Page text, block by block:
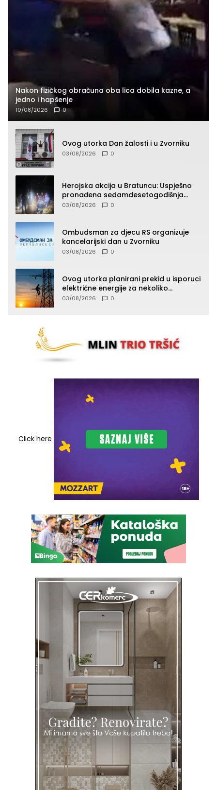
Nakon fizičkog obračuna oba lica dobila kazne, a
jedno i hapšenje
10/08/2026 0
Ovog utorka Dan žalosti i u Zvorniku
03/08/2026 0
Herojska akcija u Bratuncu: Uspješno
pronađena sedamdesetogodišnja
Ivanka Lazić, rodom iz Kravice.
03/08/2026 0
Ombudsman za djecu RS organizuje
kancelarijski dan u Zvorniku
03/08/2026 0
Ovog utorka planirani prekid u isporuci
električne energije za nekoliko
zvorničkih naselja
03/08/2026 0
Click here